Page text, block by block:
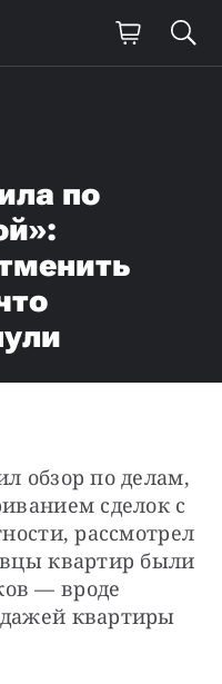
по
обзор по делам,
сделок с
рассмотрел
квартир были
— вроде
квартиры